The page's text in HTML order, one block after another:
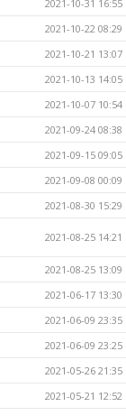
2021-10-31 16:55
2021-10-22 08:29
2021-10-21 13:07
2021-10-13 14:05
2021-10-07 10:54
2021-09-24 08:38
2021-09-15 09:05
2021-09-08 00:09
2021-08-30 15:29
2021-08-25 14:21
2021-08-25 13:09
2021-06-17 13:30
2021-06-09 23:35
2021-06-09 23:25
2021-05-26 21:35
2021-05-21 12:52